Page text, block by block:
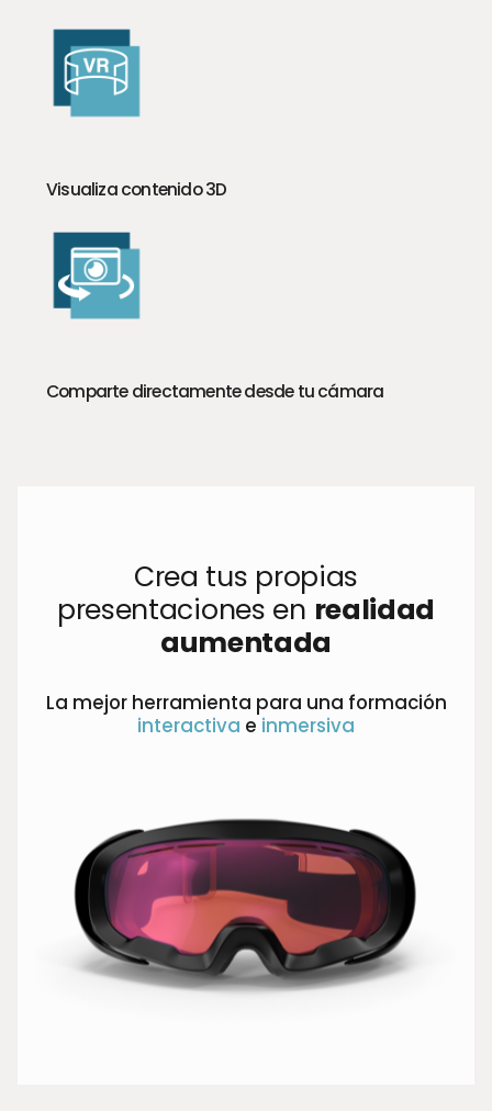
Visualiza contenido 3D
Comparte directamente desde tu cámara
Crea tus propias
presentaciones en realidad
aumentada
La mejor herramienta para una formación
interactiva e inmersiva